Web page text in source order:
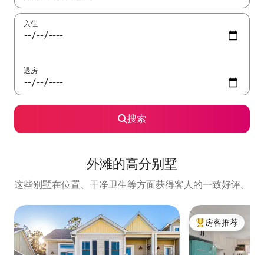
入住
退房
搜索
外滩的高分别墅
这些别墅在位置、干净卫生等方面获得客人的一致好评。
热门「房客推荐」
房客推荐